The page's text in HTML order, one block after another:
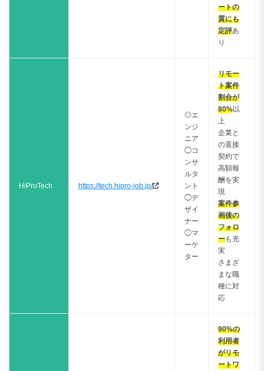
ートの
質にも
定評あ
り
HiProTech https://tech.hipro-job.jp/
◎エ
ンジ
ニア
◯コ
ンサ
ルタ
ント
◯デ
ザイ
ナー
◯マ
ーケ
ター
リモー
ト案件
割合が
80%以
上
企業と
の直接
契約で
高額報
酬を実
現
案件参
画後の
フォロ
ーも充
実
さまざ
まな職
種に対
応
90%の
利用者
がリモ
ートワ